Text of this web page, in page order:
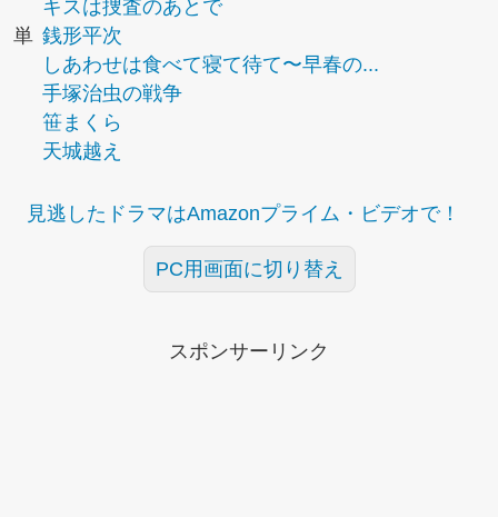
キスは捜査のあとで
単 銭形平次
しあわせは食べて寝て待て〜早春の...
手塚治虫の戦争
笹まくら
天城越え
見逃したドラマはAmazonプライム・ビデオで！
PC用画面に切り替え
スポンサーリンク